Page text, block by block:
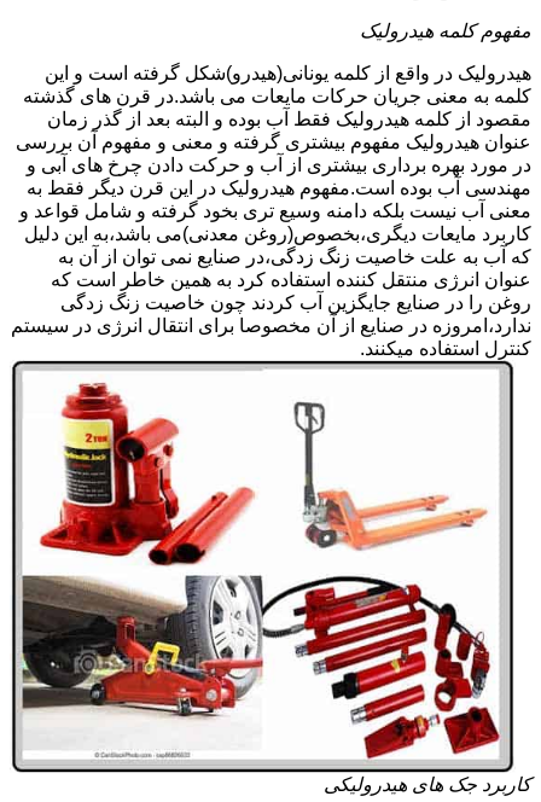
مفهوم کلمه هیدرولیک
هیدرولیک در واقع از کلمه یونانی(هیدرو)شکل گرفته است و این
کلمه به معنی جریان حرکات مایعات می باشد.در قرن های گذشته
مقصود از کلمه هیدرولیک فقط آب بوده و البته بعد از گذر زمان
عنوان هیدرولیک مفهوم بیشتری گرفته و معنی و مفهوم آن بررسی
در مورد بهره برداری بیشتری از آب و حرکت دادن چرخ های آبی و
مهندسی آب بوده است.مفهوم هیدرولیک در این قرن دیگر فقط به
معنی آب نیست بلکه دامنه وسیع تری بخود گرفته و شامل قواعد و
کاربرد مایعات دیگری،بخصوص(روغن معدنی)می باشد،به این دلیل
که آب به علت خاصیت زنگ زدگی،در صنایع نمی توان از آن به
عنوان انرژی منتقل کننده استفاده کرد به همین خاطر است که
روغن را در صنایع جایگزین آب کردند چون خاصیت زنگ زدگی
ندارد،امروزه در صنایع از آن مخصوصا برای انتقال انرژی در سیستم
کنترل استفاده میکنند.
کاربرد جک های هیدرولیکی